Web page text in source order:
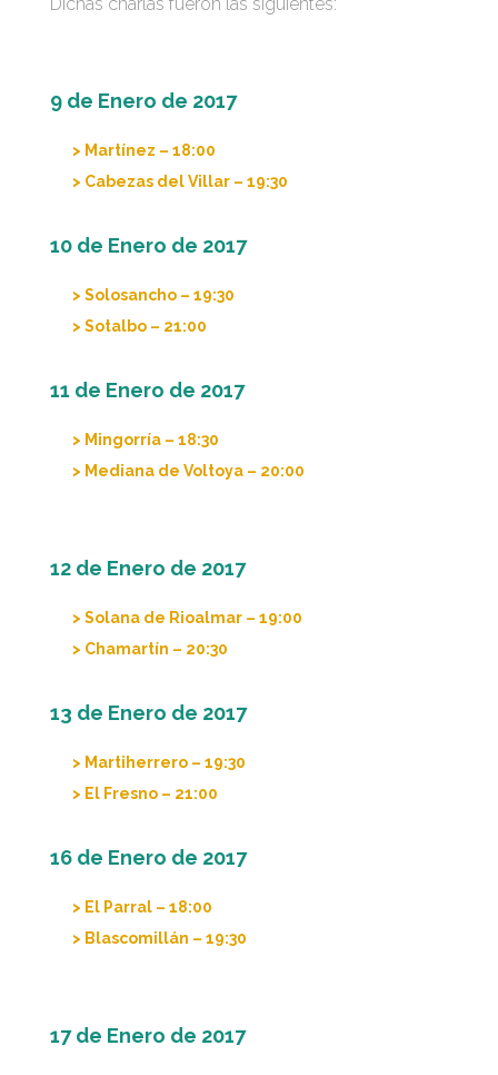
9 de Enero de 2017
> Martínez – 18:00
> Cabezas del Villar – 19:30
10 de Enero de 2017
> Solosancho – 19:30
> Sotalbo – 21:00
11 de Enero de 2017
> Mingorría – 18:30
> Mediana de Voltoya – 20:00
12 de Enero de 2017
> Solana de Rioalmar – 19:00
> Chamartín – 20:30
13 de Enero de 2017
> Martiherrero – 19:30
> El Fresno – 21:00
16 de Enero de 2017
> El Parral – 18:00
> Blascomillán – 19:30
17 de Enero de 2017